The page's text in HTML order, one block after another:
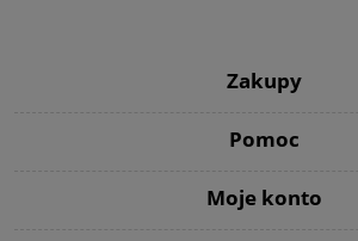
Zakupy
Pomoc
Moje konto